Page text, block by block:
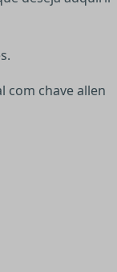
com chave allen